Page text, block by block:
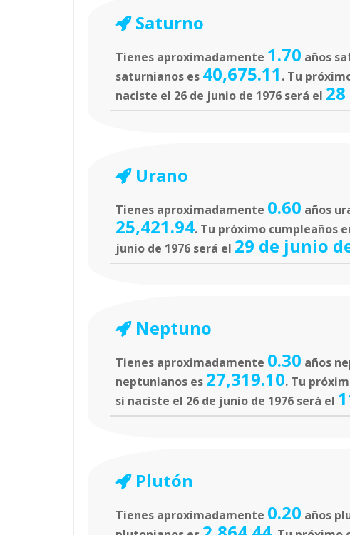
Saturno
Tienes aproximadamente 1.70 años
saturnianos es 40,675.11 . Tu
naciste el 26 de junio de 1976 será el
Urano
Tienes aproximadamente 0.60 años
25,421.94. Tu próximo cumpleaños
junio de 1976 será el 29 de junio
Neptuno
Tienes aproximadamente 0.30 años
neptunianos es 27,319.10. Tu
si naciste el 26 de junio de 1976 será el
Plutón
Tienes aproximadamente 0.20 años